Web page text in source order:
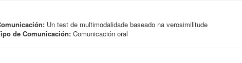
Un test de multimodalidade baseado na verosimilitude
de Comunicación: Comunicación oral